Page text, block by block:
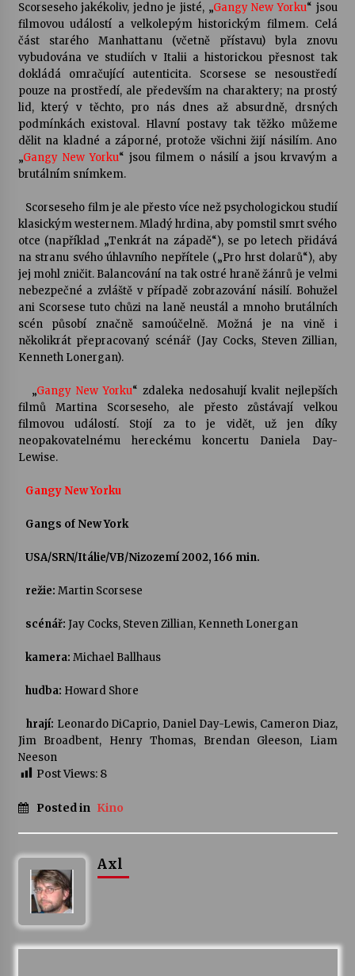
Petr Adamec – Malovaný svět
30. 6. 2026
Scorseseho jakékoliv, jedno je jisté, „Gangy New Yorku“ jsou
filmovou událostí a velkolepým historickým filmem. Celá
část starého Manhattanu (včetně přístavu) byla znovu
vybudována ve studiích v Italii a historickou přesnost tak
dokládá omračující autenticita. Scorsese se nesoustředí
pouze na prostředí, ale především na charaktery; na prostý
lid, který v těchto, pro nás dnes až absurdně, drsných
podmínkách existoval. Hlavní postavy tak těžko můžeme
dělit na kladné a záporné, protože všichni žijí násilím. Ano
„Gangy New Yorku“ jsou filmem o násilí a jsou krvavým a
brutálním snímkem.
Scorseseho film je ale přesto více než psychologickou studií
klasickým westernem. Mladý hrdina, aby pomstil smrt svého
otce (například „Tenkrát na západě“), se po letech přidává
na stranu svého úhlavního nepřítele („Pro hrst dolarů“), aby
jej mohl zničit. Balancování na tak ostré hraně žánrů je velmi
nebezpečné a zvláště v případě zobrazování násilí. Bohužel
ani Scorsese tuto chůzi na laně neustál a mnoho brutálních
scén působí značně samoúčelně. Možná je na vině i
několikrát přepracovaný scénář (Jay Cocks, Steven Zillian,
Kenneth Lonergan).
„Gangy New Yorku“ zdaleka nedosahují kvalit nejlepších
filmů Martina Scorseseho, ale přesto zůstávají velkou
filmovou událostí. Stojí za to je vidět, už jen díky
neopakovatelnému hereckému koncertu Daniela Day-
Lewise.
Gangy New Yorku
Gangs of New York
USA/SRN/Itálie/VB/Nizozemí 2002, 166 min.
režie: Martin Scorsese
scénář: Jay Cocks, Steven Zillian, Kenneth Lonergan
kamera: Michael Ballhaus
hudba: Howard Shore
hrají: Leonardo DiCaprio, Daniel Day-Lewis, Cameron Diaz,
Jim Broadbent, Henry Thomas, Brendan Gleeson, Liam
Neeson
Post Views: 8
Posted in Kino
Axl